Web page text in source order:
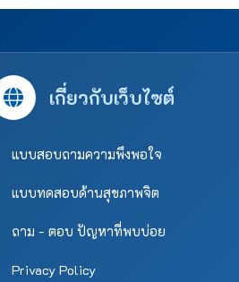
เกี่ยวกับเว็บไซต์
แบบสอบถามความพึงพอใจ
แบบทดสอบด้านสุขภาพจิต
ถาม - ตอบ ปัญหาที่พบบ่อย
Privacy Policy